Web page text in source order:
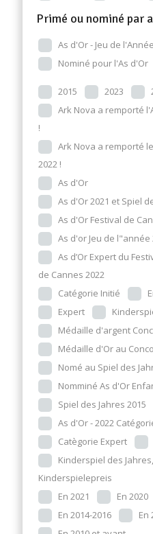
Primé ou nominé par
As d'Or - Jeu de l'Année
Nominé pour l'As d'Or
2015 2023
Ark Nova a remporté
!
Ark Nova a remporté
2022 !
As d'Or
As d'Or 2021 et Spiel
As d'Or Festival de
As d'or Jeu de
As d’Or Expert du
de Cannes 2022
Catégorie Initié
Expert
Médaille d'argent
Médaille d'Or au
Nomé au Spiel des
Nomminé As d'Or
Spiel des Jahres 2015
As d'Or - 2022
Catègorie Expert
Kinderspiel des
Kinderspielepreis
En 2021
En 2020
En 2014-2016
En